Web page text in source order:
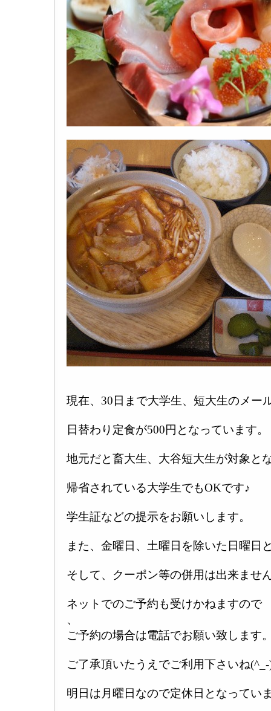
現在、30日まで大学生、短大生のメー
日替わり定食が500円となっています。
地元だと畜大生、大谷短大生が対象と
帰省されている大学生でもOKです♪
学生証などの提示をお願いします。
また、金曜日、土曜日を除いた日曜日
そして、クーポン等の併用は出来ませ
ネットでのご予約も受けかねますので
、
ご予約の場合は電話でお願い致します
ご了承頂いたうえでご利用下さいね
明日は月曜日なので定休日となってい